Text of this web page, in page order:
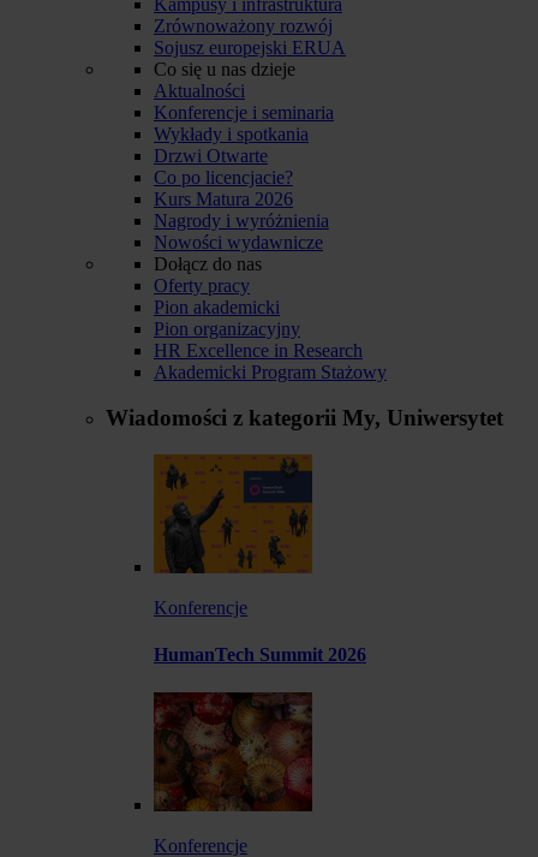
Zrównoważony rozwój
Sojusz europejski ERUA
Co się u nas dzieje
Aktualności
Konferencje i seminaria
Wykłady i spotkania
Drzwi Otwarte
Co po licencjacie?
Kurs Matura 2026
Nagrody i wyróżnienia
Nowości wydawnicze
Dołącz do nas
Oferty pracy
Pion akademicki
Pion organizacyjny
HR Excellence in Research
Akademicki Program Stażowy
Wiadomości z kategorii My, Uniwersytet
Konferencje
HumanTech Summit 2026
Konferencje